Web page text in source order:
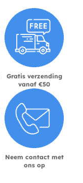
Gratis verzending
vanaf €50
Neem contact met
ons op